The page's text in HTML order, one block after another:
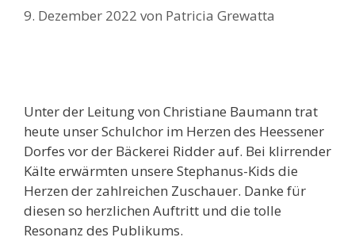
9. Dezember 2022 von Patricia Grewatta
Unter der Leitung von Christiane Baumann trat
heute unser Schulchor im Herzen des Heessener
Dorfes vor der Bäckerei Ridder auf. Bei klirrender
Kälte erwärmten unsere Stephanus-Kids die
Herzen der zahlreichen Zuschauer. Danke für
diesen so herzlichen Auftritt und die tolle
Resonanz des Publikums.